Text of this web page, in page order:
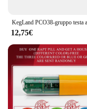
12,75€